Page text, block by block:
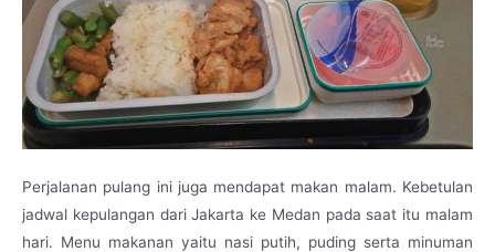
Perjalanan pulang ini juga mendapat makan malam. Kebetulan
jadwal kepulangan dari Jakarta ke Medan pada saat itu malam
hari. Menu makanan yaitu nasi putih, puding serta minuman